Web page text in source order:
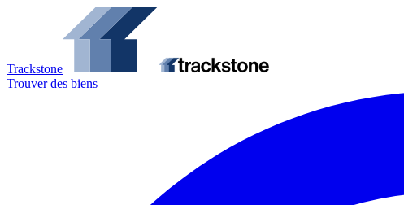
Trackstone
Trouver des biens